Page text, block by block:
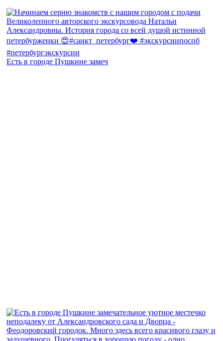
Есть в городе Пушкине замеч